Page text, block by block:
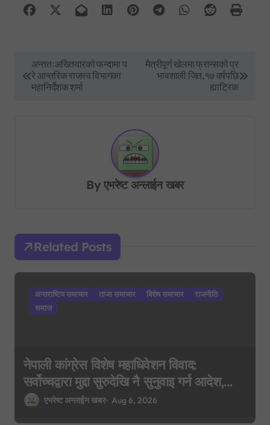
o
a
t
i
अन्ततःअख्तियारको फन्दामा प
रे आन्तरिक राजस्व विभागका
महानिर्देशक शर्मा
मैत्रीपूर्ण खेलमा फ्रान्सको प्र
भावशाली जित,१७ वर्षपछि
ह्याट्रिक
Byएभरेष्ट अन्लाईन खबर
Related Posts
अन्तराष्टिय समाचार ताजा समाचार बिशेष समाचार
राजनीति
समाज
नेपाली कांग्रेस विशेष महाधिवेशन विवाद:
सर्वोच्चद्वारा मुद्दा सुरुदेखि नै सुनुवाइ गर्न आदेश,
पुरानो फैसला पुनरावलोकन हुने
एभरेष्ट अन्लाईन खबर Aug 6, 2026